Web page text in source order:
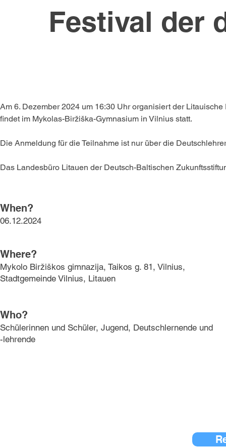
Festival der
Am 6. Dezember 2024 um 16:30 Uhr organisiert der
findet im Mykolas-Biržiška-Gymnasium in Vilnius statt.
Die Anmeldung für die Teilnahme ist nur über die
Das Landesbüro Litauen der Deutsch-Baltischen
When?
06.12.2024
Where?
Mykolo Biržiškos gimnazija, Taikos g. 81, Vilnius,
Stadtgemeinde Vilnius, Litauen
Who?
Schülerinnen und Schüler, Jugend, Deutschlernende und
-lehrende